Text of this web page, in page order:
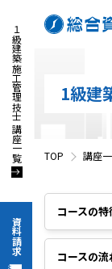
１級建築施工管理技士 講座一覧
資料請求
1級建
TOP 講座
コースの特
コースの流